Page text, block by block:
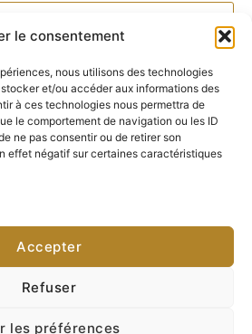
le consentement
nous utilisons des technologies
et/ou accéder aux informations des
à ces technologies nous permettra de
le comportement de navigation ou les ID
ne pas consentir ou de retirer son
effet négatif sur certaines caractéristiques
Accepter
Refuser
les préférences